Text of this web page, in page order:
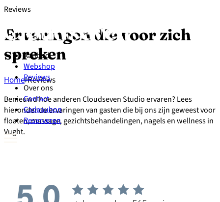
Aanbod
Webshop
Reviews
Over ons
Contact
Cadeaubon
Reserveren
Reviews
Ervaringen die voor zich
spreken
Home Reviews
Benieuwd hoe anderen Cloudseven Studio ervaren? Lees
hieronder de ervaringen van gasten die bij ons zijn geweest voor
floaten, massage, gezichtsbehandelingen, nagels en wellness in
Vught.